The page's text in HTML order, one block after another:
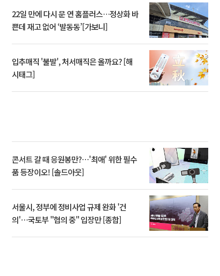
22일 만에 다시 문 연 홈플러스…정상화 바
쁜데 재고 없어 ‘발동동’[가보니]
입추매직 '불발', 처서매직은 올까요? [해
시태그]
콘서트 갈 때 응원봉만?⋯'최애' 위한 필수
품 등장이오! [솔드아웃]
서울시, 정부에 정비사업 규제 완화 '건
의'⋯국토부 "협의 중" 입장만 [종합]